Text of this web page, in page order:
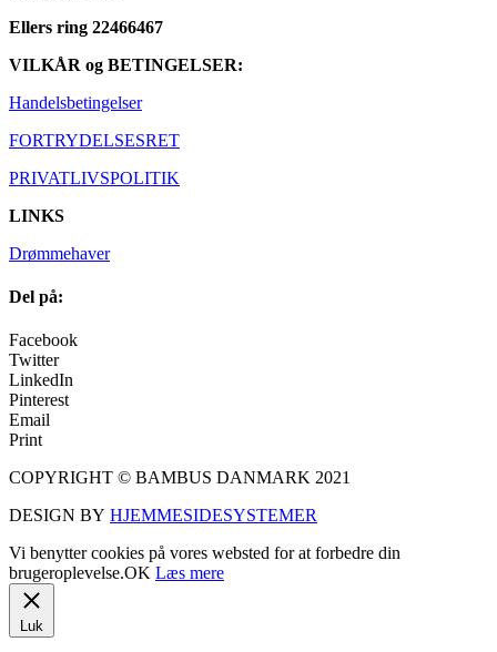
Ellers ring 22466467
VILKÅR og BETINGELSER:
Handelsbetingelser
FORTRYDELSESRET
PRIVATLIVSPOLITIK
LINKS
Drømmehaver
Del på:
Facebook
Twitter
LinkedIn
Pinterest
Email
Print
COPYRIGHT © BAMBUS DANMARK 2021
DESIGN BY HJEMMESIDESYSTEMER
Vi benytter cookies på vores websted for at forbedre din
brugeroplevelse.OK Læs mere
Luk